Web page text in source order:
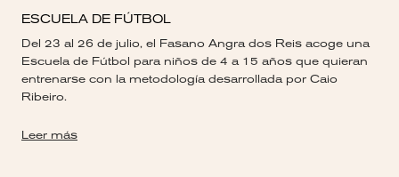
ESCUELA DE FÚTBOL
Del 23 al 26 de julio, el Fasano Angra dos Reis acoge una
Escuela de Fútbol para niños de 4 a 15 años que quieran
entrenarse con la metodología desarrollada por Caio
Ribeiro.
Leer más